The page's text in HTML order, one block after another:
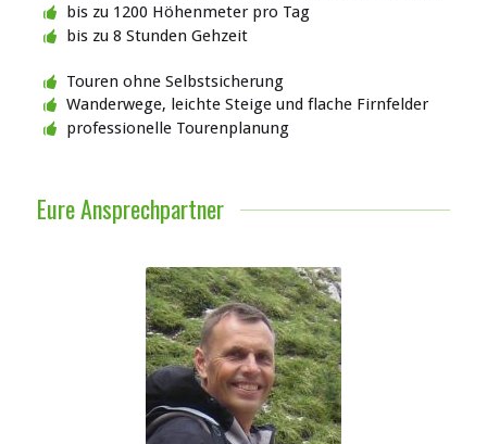
bis zu 1200 Höhenmeter pro Tag
bis zu 8 Stunden Gehzeit
Touren ohne Selbstsicherung
Wanderwege, leichte Steige und flache Firnfelder
professionelle Tourenplanung
Eure Ansprechpartner